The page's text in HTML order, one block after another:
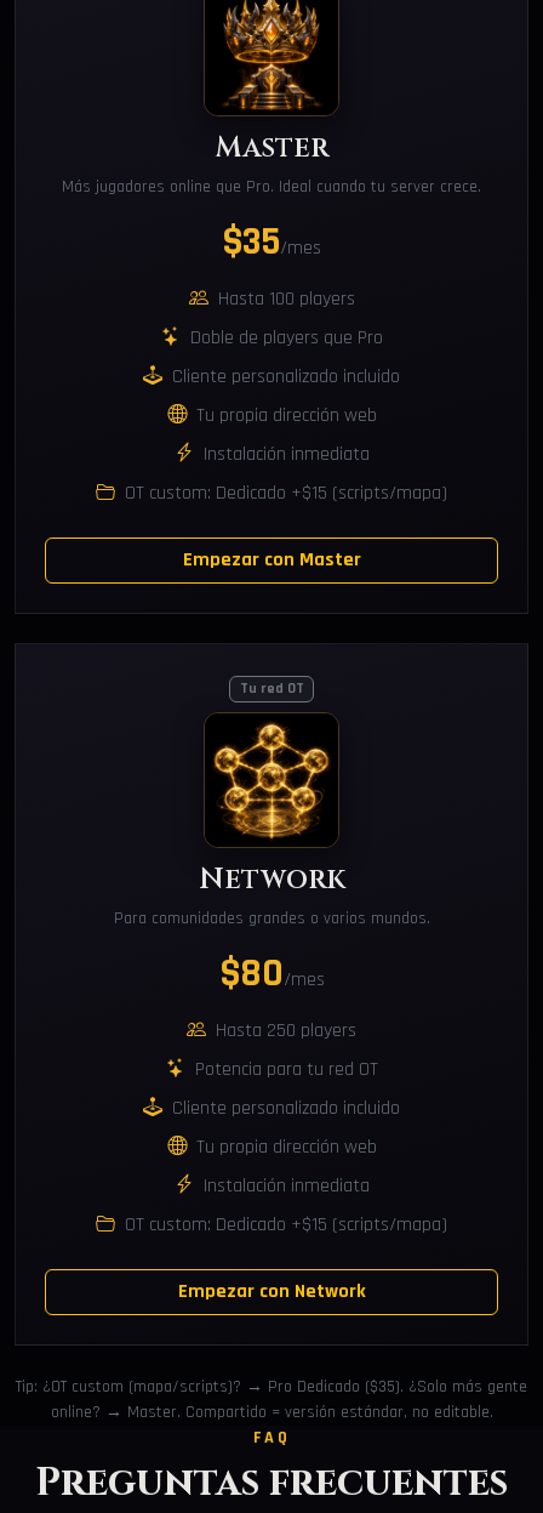
Master
Más jugadores online que Pro. Ideal cuando tu server crece.
$35/mes
Hasta 100 players
Doble de players que Pro
Cliente personalizado incluido
Tu propia dirección web
Instalación inmediata
OT custom: Dedicado +$15 (scripts/mapa)
Empezar con Master
Tu red OT
Network
Para comunidades grandes o varios mundos.
$80/mes
Hasta 250 players
Potencia para tu red OT
Cliente personalizado incluido
Tu propia dirección web
Instalación inmediata
OT custom: Dedicado +$15 (scripts/mapa)
Empezar con Network
Tip: ¿OT custom (mapa/scripts)? → Pro Dedicado ($35). ¿Solo más gente
online? → Master. Compartido = versión estándar, no editable.
FAQ
Preguntas frecuentes